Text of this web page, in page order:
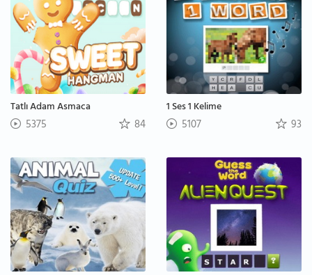
Tatlı Adam Asmaca
5375 84
1 Ses 1 Kelime
5107 93